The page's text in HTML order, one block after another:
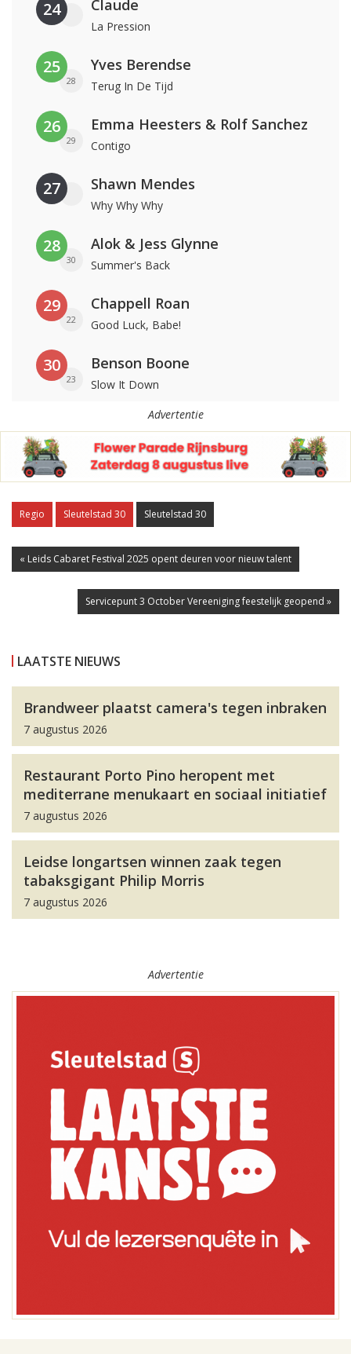
24 Claude
La Pression
25
28
Yves Berendse
Terug In De Tijd
26
29
Emma Heesters & Rolf Sanchez
Contigo
27 Shawn Mendes
Why Why Why
28
30
Alok & Jess Glynne
Summer's Back
29
22
Chappell Roan
Good Luck, Babe!
30
23
Benson Boone
Slow It Down
Advertentie
Regio Sleutelstad 30 Sleutelstad 30
« Leids Cabaret Festival 2025 opent deuren voor nieuw talent
Servicepunt 3 October Vereeniging feestelijk geopend »
LAATSTE NIEUWS
Brandweer plaatst camera's tegen inbraken
7 augustus 2026
Restaurant Porto Pino heropent met
mediterrane menukaart en sociaal initiatief
7 augustus 2026
Leidse longartsen winnen zaak tegen
tabaksgigant Philip Morris
7 augustus 2026
Advertentie